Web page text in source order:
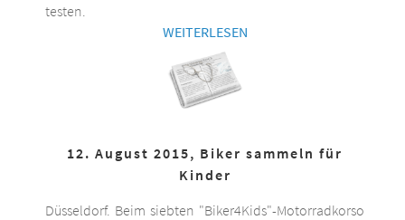
testen.
WEITERLESEN
12. August 2015, Biker sammeln für
Kinder
Düsseldorf. Beim siebten "Biker4Kids"-Motorradkorso